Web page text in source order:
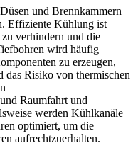
und Brennkammern
Effiziente Kühlung ist
verhindern und die
wird häufig
zu erzeugen,
das Risiko von thermischen
Raumfahrt und
werden Kühlkanäle
optimiert, um die
aufrechtzuerhalten.